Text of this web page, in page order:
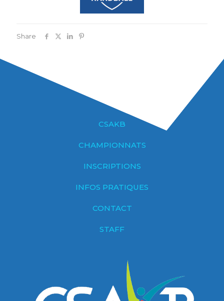
Share
CSAKB
CHAMPIONNATS
INSCRIPTIONS
INFOS PRATIQUES
CONTACT
STAFF